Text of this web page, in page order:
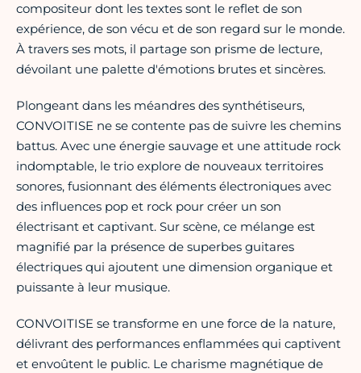
compositeur dont les textes sont le reflet de son
expérience, de son vécu et de son regard sur le monde.
À travers ses mots, il partage son prisme de lecture,
dévoilant une palette d'émotions brutes et sincères.
Plongeant dans les méandres des synthétiseurs,
CONVOITISE ne se contente pas de suivre les chemins
battus. Avec une énergie sauvage et une attitude rock
indomptable, le trio explore de nouveaux territoires
sonores, fusionnant des éléments électroniques avec
des influences pop et rock pour créer un son
électrisant et captivant. Sur scène, ce mélange est
magnifié par la présence de superbes guitares
électriques qui ajoutent une dimension organique et
puissante à leur musique.
CONVOITISE se transforme en une force de la nature,
délivrant des performances enflammées qui captivent
et envoûtent le public. Le charisme magnétique de